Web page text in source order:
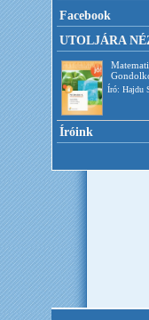
Facebook
UTOLJÁRA
Író: Hajdu
Íróink